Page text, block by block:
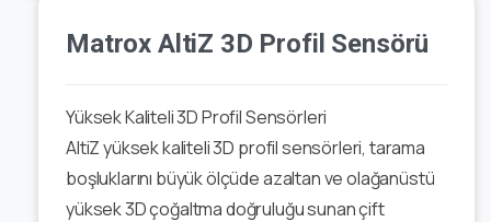
Matrox AltiZ 3D Profil Sensörü
Yüksek Kaliteli 3D Profil Sensörleri
AltiZ yüksek kaliteli 3D profil sensörleri, tarama
boşluklarını büyük ölçüde azaltan ve olağanüstü
yüksek 3D çoğaltma doğruluğu sunan çift